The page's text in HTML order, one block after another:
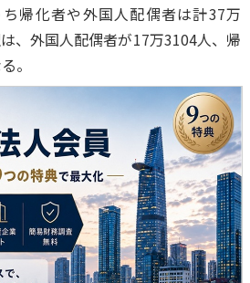
帰化者や外国人配偶者は計37万
、外国人配偶者が17万3104人、帰
。